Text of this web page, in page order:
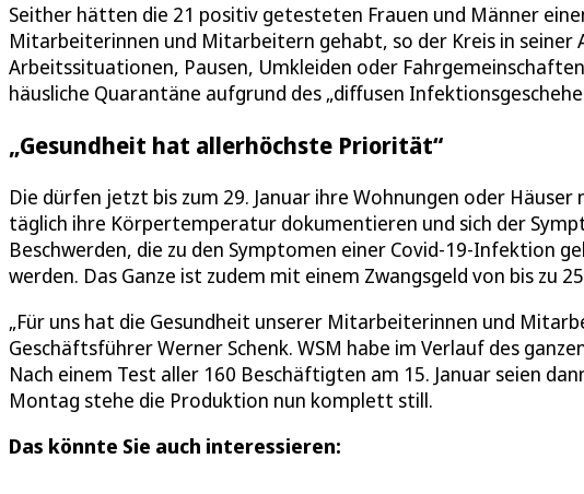
Seither hätten die 21 positiv getesteten Frauen und Männer
Mitarbeiterinnen und Mitarbeitern gehabt, so der Kreis in
Arbeitssituationen, Pausen, Umkleiden oder
häusliche Quarantäne aufgrund des „diffusen
„Gesundheit hat allerhöchste Priorität“
Die dürfen jetzt bis zum 29. Januar ihre Wohnungen oder
täglich ihre Körpertemperatur dokumentieren und sich der
Beschwerden, die zu den Symptomen einer Covid-19-Infektion
werden. Das Ganze ist zudem mit einem Zwangsgeld von bis zu
„Für uns hat die Gesundheit unserer Mitarbeiterinnen und
Geschäftsführer Werner Schenk. WSM habe im Verlauf des
Nach einem Test aller 160 Beschäftigten am 15. Januar seien
Montag stehe die Produktion nun komplett still.
Das könnte Sie auch interessieren: